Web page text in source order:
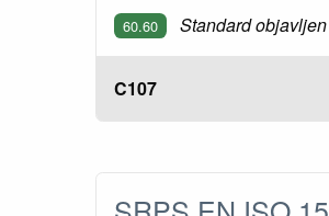
60.60 Standard objavljen
C107